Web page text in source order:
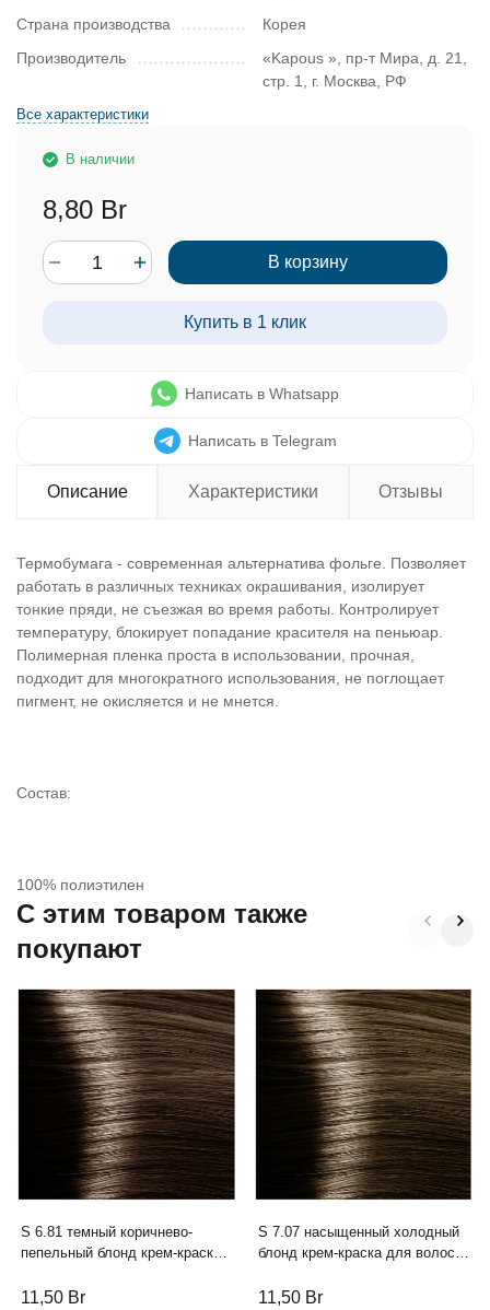
Страна производства
Корея
Производитель
«Kapous », пр-т Мира, д. 21,
стр. 1, г. Москва, РФ
Все характеристики
В наличии
8,80 Br
В корзину
Купить в 1 клик
Написать в Whatsapp
Написать в Telegram
Описание Характеристики Отзывы
Термобумага - современная альтернатива фольге. Позволяет
работать в различных техниках окрашивания, изолирует
тонкие пряди, не съезжая во время работы. Контролирует
температуру, блокирует попадание красителя на пеньюар.
Полимерная пленка проста в использовании, прочная,
подходит для многократного использования, не поглощает
пигмент, не окисляется и не мнется.
Состав:
100% полиэтилен
C этим товаром также
покупают
S 6.81 темный коричнево-
пепельный блонд крем-краска
женьшеня и рисовыми
11,50 Br
S 7.07 насыщенный холодный
блонд крем-краска для волос с
рисовыми протеинами линии
11,50 Br